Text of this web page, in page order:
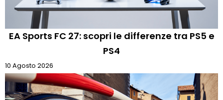
EA Sports FC 27: scopri le differenze tra PS5 e
PS4
10 Agosto 2026